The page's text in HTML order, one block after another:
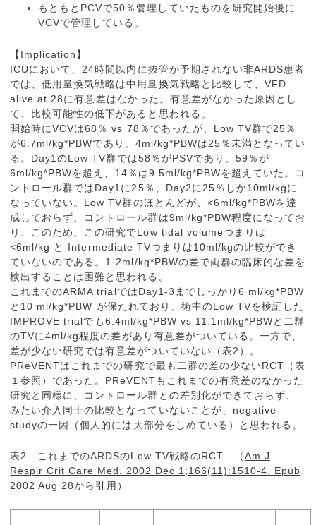
もともとPCVで50％管理していたものを研究開始後に
VCVで管理している。
【Implication】
ICUにおいて、24時間以内に抜管が予期されない非ARDS患者
では、低用量換気戦略は中用量換気戦略と比較して、VFD
alive at 28に有意差はなかった。有意差がなかった原因とし
て、比較可能性の低下があると思われる。
開始時にVCVは68％ vs 78％であったが、Low TV群で25％
が6.7ml/kg*PBWであり、4ml/kg*PBWは25％未満となってい
る。Day1のLow TV群では58％がPSVであり、59％が
6ml/kg*PBWを超え、14％は9.5ml/kg*PBWを超えていた。コ
ントロール群ではDay1に25％、Day2に25％しか10ml/kgに
なっていない。Low TV群のほとんどが、<6ml/kg*PBWを達
成しておらず、コントロール群は9ml/kg*PBW程度になってお
り、このため、この研究でLow tidal volumeつまりは
<6ml/kg と Intermediate TVつまりは10ml/kgの比較ができ
ていないのである。1-2ml/kg*PBWの差で両群の臨床的な差を
検出することは困難と思われる。
これまでのARMA trialではDay1-3までしっかり6 ml/kg*PBW
と10 ml/kg*PBW が保たれており、術中のLow TVを検証した
IMPROVE trialでも6.4ml/kg*PBW vs 11.1ml/kg*PBWと二群
のTVに4ml/kg程度の差があり有意差がついている。一方で、
差が少ない研究では有意差がついていない（表2）。
PReVENTはこれまでの研究で最も二群の差の少ないRCT（表
１参照）であった。PReVENTもこれまでの有意差のなかった
研究と同様に、コントロール群との差別化ができておらず、
みたい介入同士の比較となっていないことが、negative
studyの一因（個人的には大部分をしめている）と思われる。
表2 これまでのARDSのLow TV戦略のRCT （Am J
Respir Crit Care Med. 2002 Dec 1;166(11):1510-4. Epub
2002 Aug 28から引用）